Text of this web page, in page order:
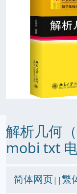
解析几何
mobi txt
简体网页||繁